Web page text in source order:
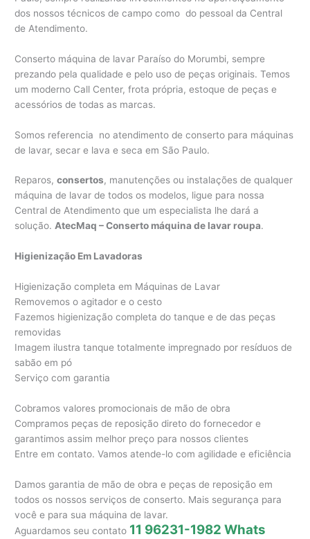
dos nossos técnicos de campo como do pessoal da Central
de Atendimento.
Conserto máquina de lavar Paraíso do Morumbi, sempre
prezando pela qualidade e pelo uso de peças originais. Temos
um moderno Call Center, frota própria, estoque de peças e
acessórios de todas as marcas.
Somos referencia no atendimento de conserto para máquinas
de lavar, secar e lava e seca em São Paulo.
Reparos,consertos, manutenções ou instalações de qualquer
máquina de lavar de todos os modelos, ligue para nossa
Central de Atendimento que um especialista lhe dará a
solução.AtecMaq – Conserto máquina de lavar roupa.
Higienização Em Lavadoras
Higienização completa em Máquinas de Lavar
Removemos o agitador e o cesto
Fazemos higienização completa do tanque e de das peças
removidas
Imagem ilustra tanque totalmente impregnado por resíduos de
sabão em pó
Serviço com garantia
Cobramos valores promocionais de mão de obra
Compramos peças de reposição direto do fornecedor e
garantimos assim melhor preço para nossos clientes
Entre em contato. Vamos atende-lo com agilidade e eficiência
Damos garantia de mão de obra e peças de reposição em
todos os nossos serviços de conserto. Mais segurança para
você e para sua máquina de lavar.
Aguardamos seu contato 11 96231-1982 Whats